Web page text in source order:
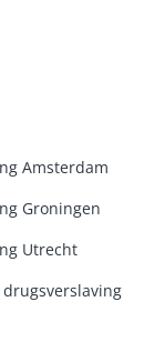
Amsterdam
Groningen
Utrecht